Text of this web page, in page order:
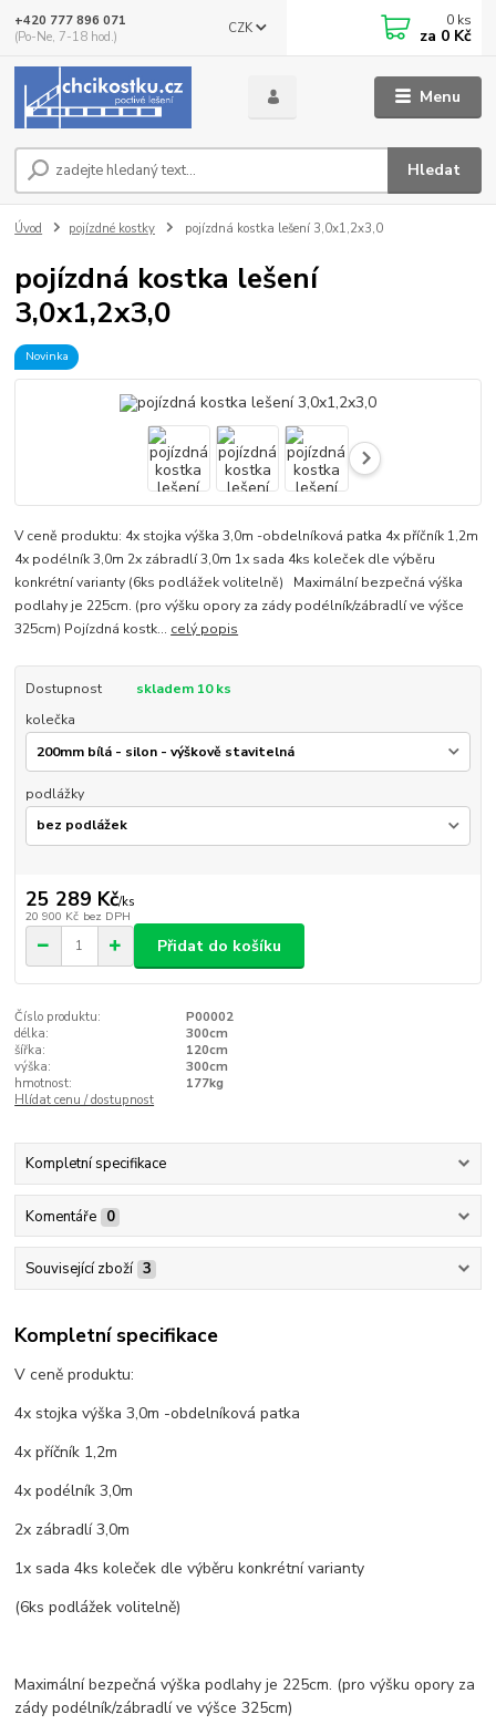
Menu
CZK
Hledat
+420 777 896 071
(Po-Ne, 7-18 hod.)
0 ks
za 0 Kč
Úvod pojízdné kostky pojízdná kostka lešení 3,0x1,2x3,0
pojízdná kostka lešení
3,0x1,2x3,0
Novinka
V ceně produktu: 4x stojka výška 3,0m -obdelníková patka 4x příčník 1,2m
4x podélník 3,0m 2x zábradlí 3,0m 1x sada 4ks koleček dle výběru
konkrétní varianty (6ks podlážek volitelně) Maximální bezpečná výška
podlahy je 225cm. (pro výšku opory za zády podélník/zábradlí ve výšce
325cm) Pojízdná kostk... celý popis
Dostupnost
skladem 10 ks
kolečka
podlážky
25 289 Kč/ks
20 900 Kč bez DPH
Přidat do košíku
Číslo produktu:
P00002
délka:
300cm
šířka:
120cm
výška:
300cm
hmotnost:
177kg
Hlídat cenu / dostupnost
Kompletní specifikace
Komentáře 0
Související zboží 3
Kompletní specifikace
V ceně produktu:
4x stojka výška 3,0m -obdelníková patka
4x příčník 1,2m
4x podélník 3,0m
2x zábradlí 3,0m
1x sada 4ks koleček dle výběru konkrétní varianty
(6ks podlážek volitelně)
Maximální bezpečná výška podlahy je 225cm. (pro výšku opory za
zády podélník/zábradlí ve výšce 325cm)